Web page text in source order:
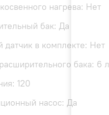
нагрева: Нет
бак: Да
в комплекте: Нет
бака: 6 л
120
насос: Да